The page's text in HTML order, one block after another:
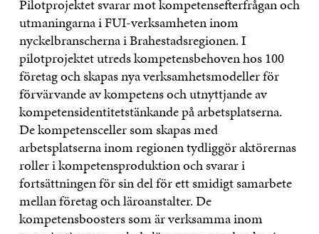
Pilotprojektet svarar mot kompetensefterfrågan och
utmaningarna i FUI-verksamheten inom
nyckelbranscherna i Brahestadsregionen. I
pilotprojektet utreds kompetensbehoven hos 100
företag och skapas nya verksamhetsmodeller för
förvärvande av kompetens och utnyttjande av
kompetensidentitetstänkande på arbetsplatserna.
De kompetensceller som skapas med
arbetsplatserna inom regionen tydliggör aktörernas
roller i kompetensproduktion och svarar i
fortsättningen för sin del för ett smidigt samarbete
mellan företag och läroanstalter. De
kompetensboosters som är verksamma inom